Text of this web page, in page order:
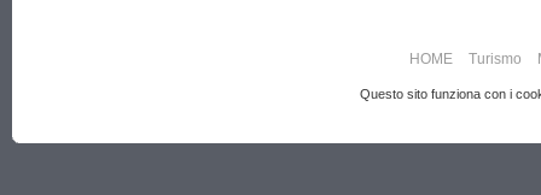
HOME Turismo
Questo sito funziona con i